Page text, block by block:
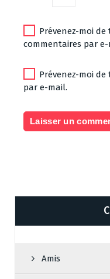
Prévenez-moi
commentaires par e-
Prévenez-moi
par e-mail.
Amis